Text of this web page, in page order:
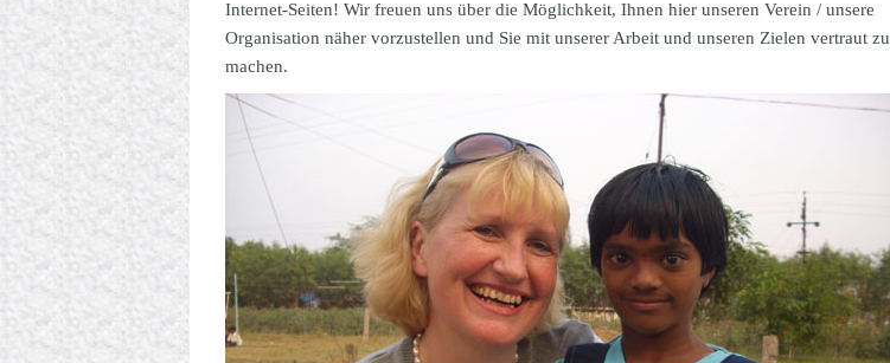
Internet-Seiten! Wir freuen uns über die Möglichkeit, Ihnen hier unseren Verein / unsere
Organisation näher vorzustellen und Sie mit unserer Arbeit und unseren Zielen vertraut zu
machen.